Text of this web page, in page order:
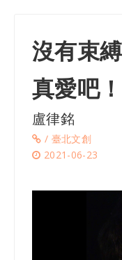
沒有束
真愛吧！
盧律銘
/ 臺北文創
2021-06-23